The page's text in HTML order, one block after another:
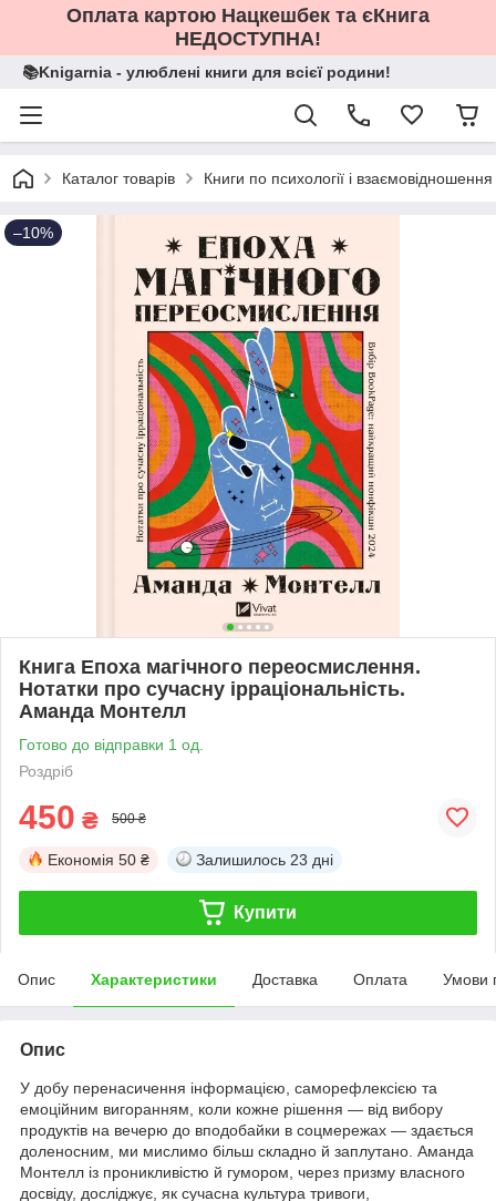
Оплата картою Нацкешбек та єКнига
НЕДОСТУПНА!
📚Knigarnia - улюблені книги для всієї родини!
Каталог товарів Книги по психології і взаємовідношення
–10%
Книга Епоха магічного переосмислення.
Нотатки про сучасну ірраціональність.
Аманда Монтелл
Готово до відправки 1 од.
Роздріб
450 ₴ 500 ₴
Економія 50 ₴ Залишилось 23 дні
Купити
Опис Характеристики Доставка Оплата Умови
Опис
У добу перенасичення інформацією, саморефлексією та
емоційним вигоранням, коли кожне рішення — від вибору
продуктів на вечерю до вподобайки в соцмережах — здається
доленосним, ми мислимо більш складно й заплутано. Аманда
Монтелл із проникливістю й гумором, через призму власного
досвіду, досліджує, як сучасна культура тривоги,